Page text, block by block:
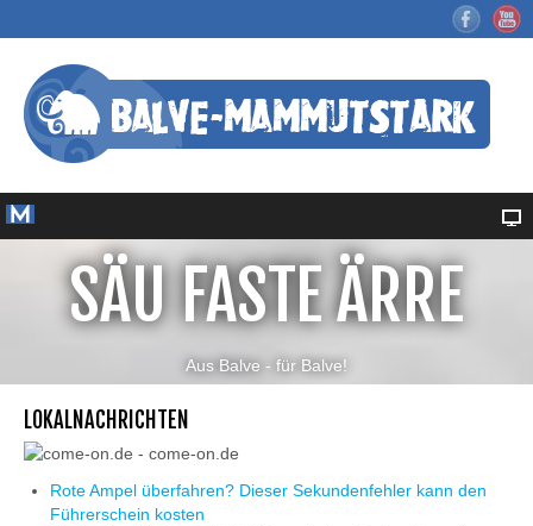
SÄU FASTE ÄRRE
Aus Balve - für Balve!
LOKALNACHRICHTEN
Rote Ampel überfahren? Dieser Sekundenfehler kann den
Führerschein kosten